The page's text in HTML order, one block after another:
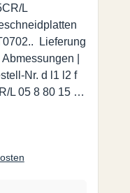
L
Lieferung
16M
19,5